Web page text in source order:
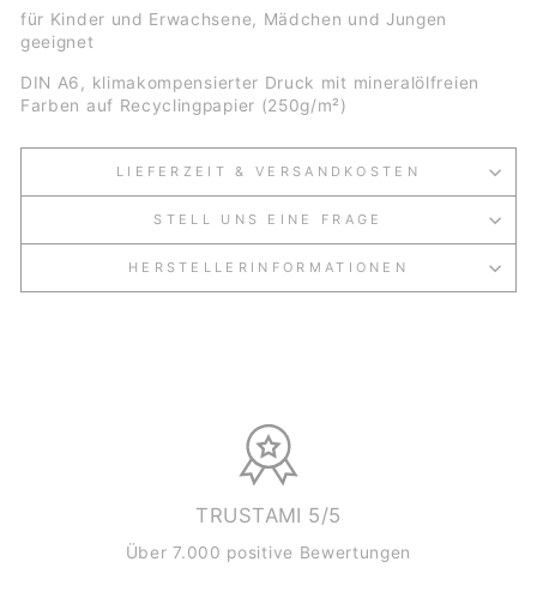
für Kinder und Erwachsene, Mädchen und Jungen
geeignet
DIN A6, klimakompensierter Druck mit mineralölfreien
Farben auf Recyclingpapier (250g/m²)
LIEFERZEIT & VERSANDKOSTEN
STELL UNS EINE FRAGE
HERSTELLERINFORMATIONEN
TRUSTAMI 5/5
Über 7.000 positive Bewertungen